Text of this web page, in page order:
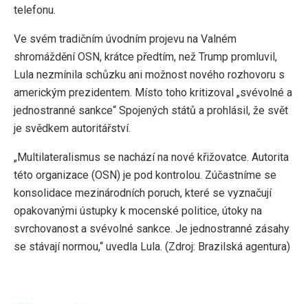
telefonu.
Ve svém tradičním úvodním projevu na Valném
shromáždění OSN, krátce předtím, než Trump promluvil,
Lula nezmínila schůzku ani možnost nového rozhovoru s
americkým prezidentem. Místo toho kritizoval „svévolné a
jednostranné sankce“ Spojených států a prohlásil, že svět
je svědkem autoritářství.
„Multilateralismus se nachází na nové křižovatce. Autorita
této organizace (OSN) je pod kontrolou. Zúčastníme se
konsolidace mezinárodních poruch, které se vyznačují
opakovanými ústupky k mocenské politice, útoky na
svrchovanost a svévolné sankce. Je jednostranné zásahy
se stávají normou,“ uvedla Lula. (Zdroj: Brazilská agentura)